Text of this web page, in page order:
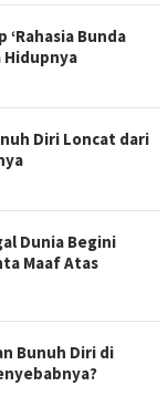
‘Rahasia Bunda
Hidupnya
Diri Loncat dari
Dunia Begini
Maaf Atas
Bunuh Diri di